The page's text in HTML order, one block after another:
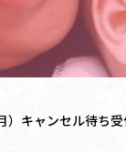
キャンセル待ち受